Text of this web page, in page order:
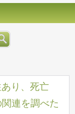
り、死亡
連を調べた